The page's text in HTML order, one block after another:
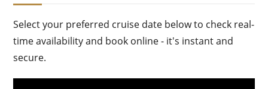
Select your preferred cruise date below to check real-
time availability and book online - it's instant and
secure.